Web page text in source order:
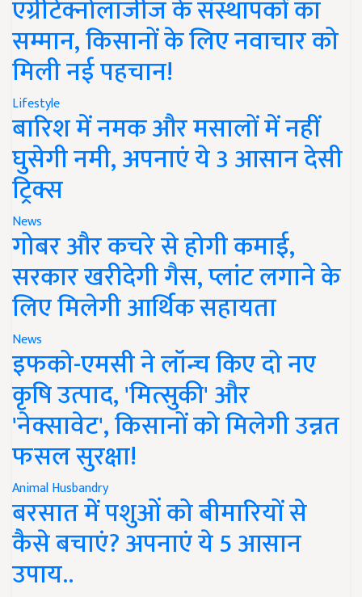
एग्रीटेक्नोलॉजीज के संस्थापकों का
सम्मान, किसानों के लिए नवाचार को
मिली नई पहचान!
Lifestyle
बारिश में नमक और मसालों में नहीं
घुसेगी नमी, अपनाएं ये 3 आसान देसी
ट्रिक्स
News
गोबर और कचरे से होगी कमाई,
सरकार खरीदेगी गैस, प्लांट लगाने के
लिए मिलेगी आर्थिक सहायता
News
इफको-एमसी ने लॉन्च किए दो नए
कृषि उत्पाद, 'मित्सुकी' और
'नेक्सावेट', किसानों को मिलेगी उन्नत
फसल सुरक्षा!
Animal Husbandry
बरसात में पशुओं को बीमारियों से
कैसे बचाएं? अपनाएं ये 5 आसान
उपाय..